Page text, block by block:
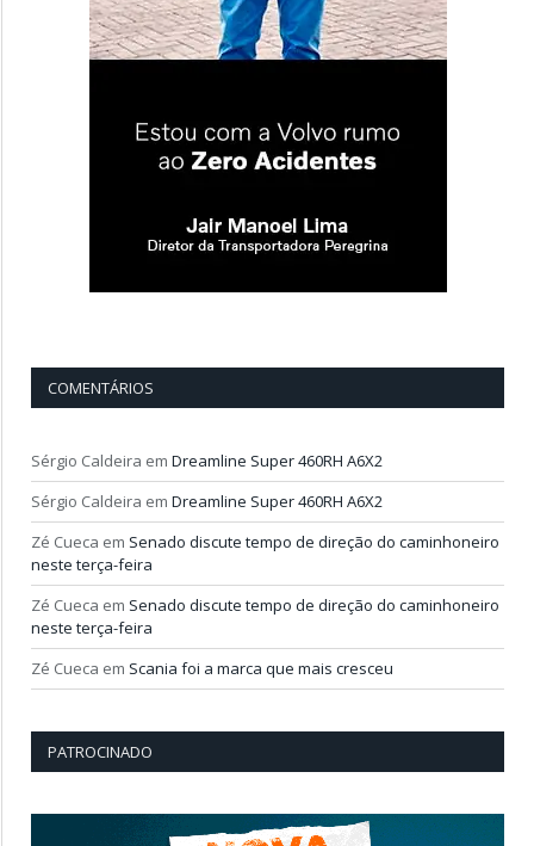
COMENTÁRIOS
Sérgio Caldeira em Dreamline Super 460RH A6X2
Sérgio Caldeira em Dreamline Super 460RH A6X2
Zé Cueca em Senado discute tempo de direção do caminhoneiro
neste terça-feira
Zé Cueca em Senado discute tempo de direção do caminhoneiro
neste terça-feira
Zé Cueca em Scania foi a marca que mais cresceu
PATROCINADO